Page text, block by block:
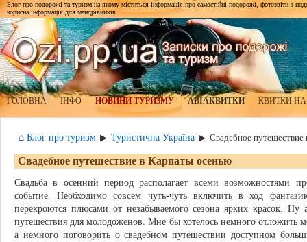
Блог про подорожі та туризм на якому міститься інформація про самостійні подорожі, фотозвіти з
корисна інформація для мандрівників
ГОЛОВНА ІНФО НОВИНИ ТУРИЗМУ АВІАКВИТКИ КВИТКИ
⌂ Блог про туризм ▶ Туристична Україна ▶ Свадебное
Свадебное путешествие в Карпаты осенью
Свадьба в осенний период располагает всеми возможностями
событие. Необходимо совсем чуть-чуть включить в ход
перекроются плюсами от незабываемого сезона ярких красок. Ну
путешествия для молодоженов. Мне бы хотелось немного отложить
а немного поговорить о свадебном путешествии доступном